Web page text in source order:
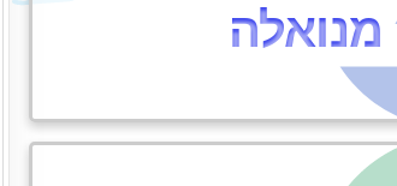
מנואלה